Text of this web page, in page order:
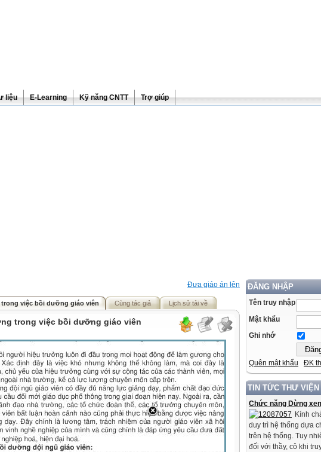
liệu E-Learning Kỹ năng CNTT Trợ giúp
ĐĂNG NHẬP
Tên truy nhập
Mật khẩu
Ghi nhớ
Quên mật khẩu ĐK
TIN TỨC THƯ VIỆN
Chức năng Dừng
Kính
duy trì hệ thống dựa
trên hệ thống. Tuy
đối với thầy, cô khi
Đưa giáo án lên
việc bồi dưỡng giáo viên Cùng tác giả Lịch sử tải về
trong việc bồi dưỡng giáo viên